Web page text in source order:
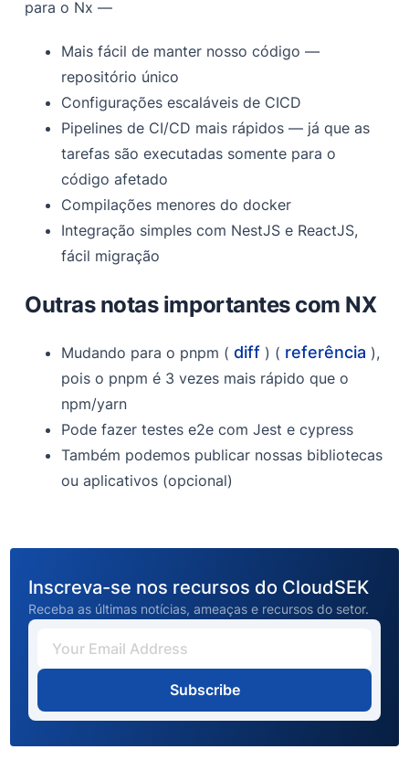
para o Nx —
Mais fácil de manter nosso código —
repositório único
Configurações escaláveis de CICD
Pipelines de CI/CD mais rápidos — já que as
tarefas são executadas somente para o
código afetado
Compilações menores do docker
Integração simples com NestJS e ReactJS,
fácil migração
Outras notas importantes com NX
Mudando para o pnpm ( diff ) ( referência ),
pois o pnpm é 3 vezes mais rápido que o
npm/yarn
Pode fazer testes e2e com Jest e cypress
Também podemos publicar nossas bibliotecas
ou aplicativos (opcional)
Inscreva-se nos recursos do CloudSEK
Receba as últimas notícias, ameaças e recursos do setor.
Subscribe